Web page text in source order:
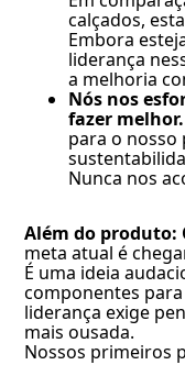
calçados,
Embora
liderança
a melhoria
Nós nos
fazer melhor.
para o
Nunca nos
Além do produto:
meta atual é
É uma ideia
componentes
liderança exige
mais ousada.
Nossos primeiros